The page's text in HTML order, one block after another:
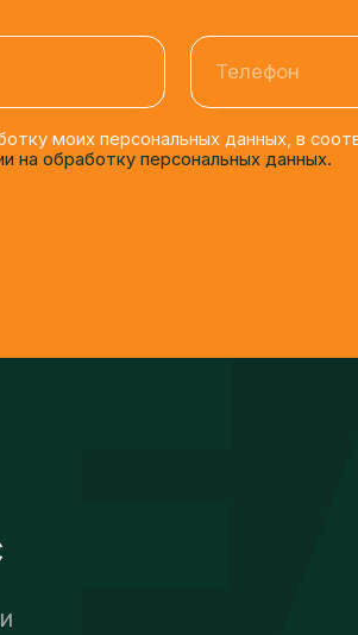
моих персональных данных, в
обработку персональных данных.